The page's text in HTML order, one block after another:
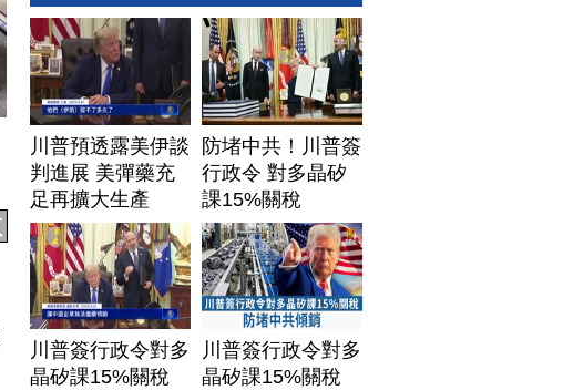
川普預透露美伊談
判進展 美彈藥充
足再擴大生產
防堵中共！川普簽
行政令 對多晶矽
課15%關稅
川普簽行政令對多
晶矽課15%關稅
川普簽行政令對多
晶矽課15%關稅